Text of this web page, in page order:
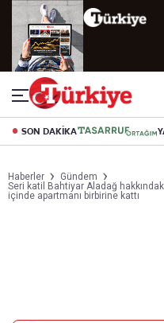
SON DAKİKA
Haberler
Gündem
Seri katil Bahtiyar Aladağ
içinde apartmanı birbirine kattı